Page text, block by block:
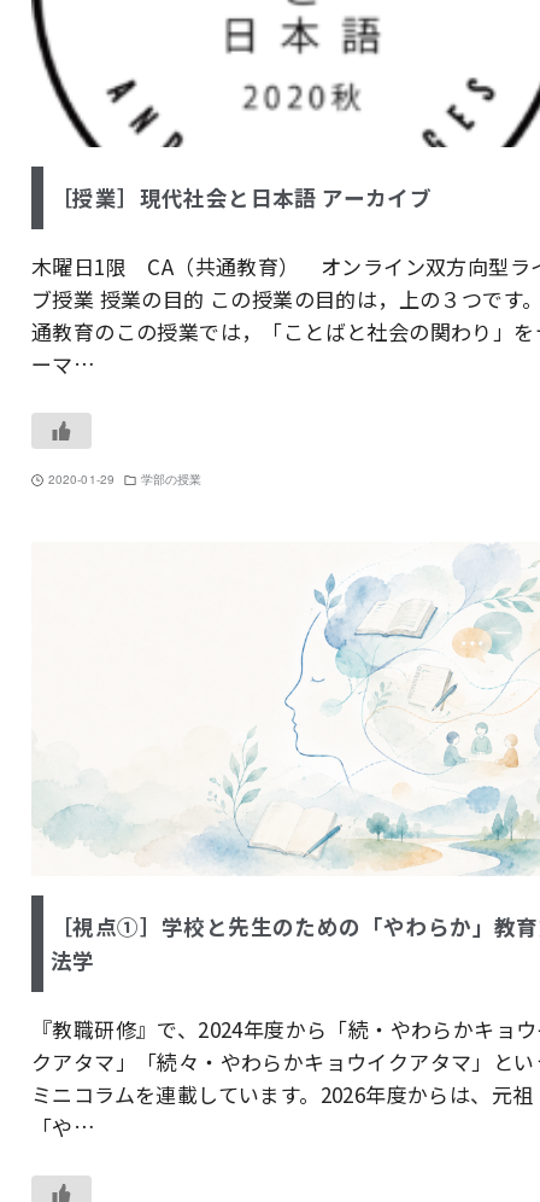
［授業］現代社会と日本語 アーカイブ
木曜日1限 CA（共通教育） オンライン双方向型ラ
ブ授業 授業の目的 この授業の目的は，上の３つです
通教育のこの授業では，「ことばと社会の関わり」を
ーマ…
2020-01-29 学部の授業
［視点①］学校と先生のための「やわらか」教
法学
『教職研修』で、2024年度から「続・やわらかキョ
クアタマ」「続々・やわらかキョウイクアタマ」と
ミニコラムを連載しています。2026年度からは、元祖
「や…